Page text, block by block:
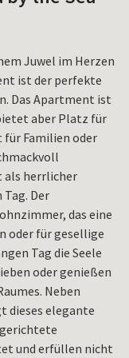
Juwel im Herzen
ist der perfekte
Das Apartment ist
aber Platz für
Familien oder
als herrlicher
Der
das eine
oder für gesellige
Tag die Seele
oder genießen
Neben
dieses elegante
und erfüllen nicht